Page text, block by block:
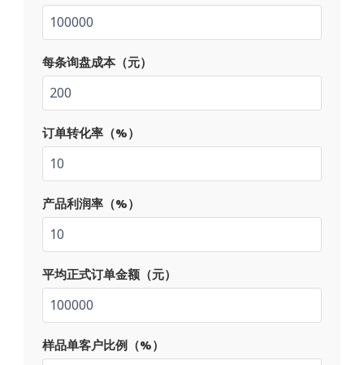
每条询盘成本（元）
订单转化率（%）
产品利润率（%）
平均正式订单金额（元）
样品单客户比例（%）